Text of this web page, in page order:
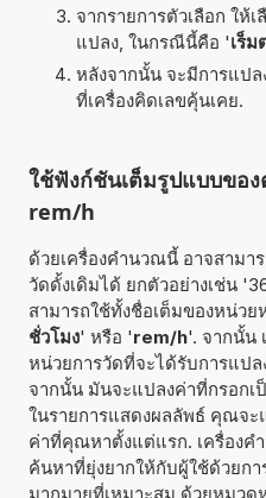
จากรายการตัวเลือก ใ
แปลง, ในกรณีนี้คือ 'เร็ม
หลังจากนั้น จะมีการแป
ที่เครื่องคิดเลขคุ้นเคย.
ใช้ฟังก์ชันเต็มรูปแบบขอ
rem/h
ด้วยเครื่องคำนวณนี้ อาจสามา
วัดดั้งเดิมได้ ยกตัวอย่างเช่น
สามารถใช้ทั้งชื่อเต็มของหน่ว
ชั่วโมง' หรือ 'rem/h'. จากนั้น
หน่วยการวัดที่จะได้รับการแป
จากนั้น มันจะแปลงค่าที่กรอก
ในรายการแสดงผลลัพธ์ คุณจะ
ค่าที่คุณหาตั้งแต่แรก. เครื่องค
ค้นหาที่ยุ่งยากให้กับผู้ใช้ด้วยกา
มากมายที่เหมาะสม ด้วยหมว